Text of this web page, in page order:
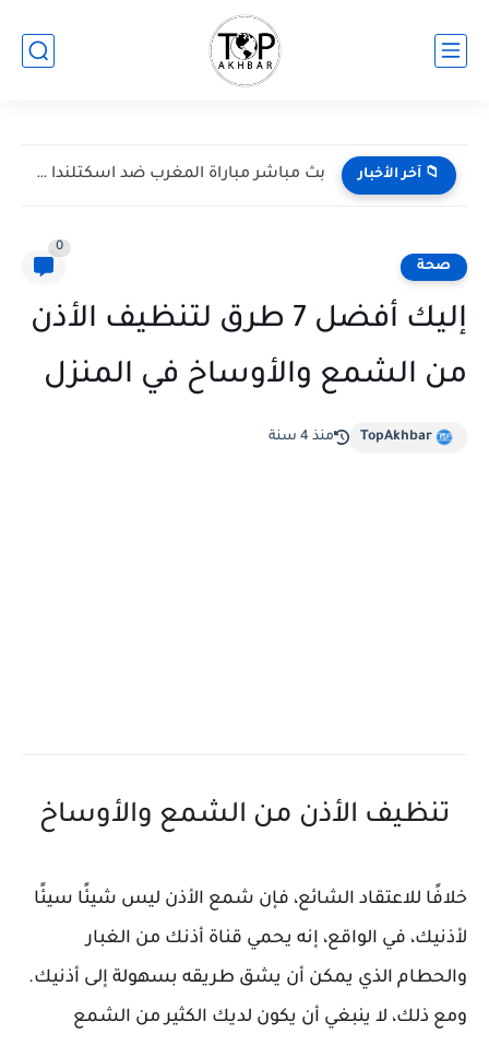
📁 آخر الأخبار بث مباشر مباراة المغرب ضد اسكتلندا في كأس العالم 2026...
صحة
0
إليك أفضل 7 طرق لتنظيف الأذن
من الشمع والأوساخ في المنزل
TopAkhbar منذ 4 سنة
تنظيف الأذن من الشمع والأوساخ
خلافًا للاعتقاد الشائع، فإن شمع الأذن ليس شيئًا سيئًا
لأذنيك، في الواقع، إنه يحمي قناة أذنك من الغبار
والحطام الذي يمكن أن يشق طريقه بسهولة إلى أذنيك.
ومع ذلك، لا ينبغي أن يكون لديك الكثير من الشمع